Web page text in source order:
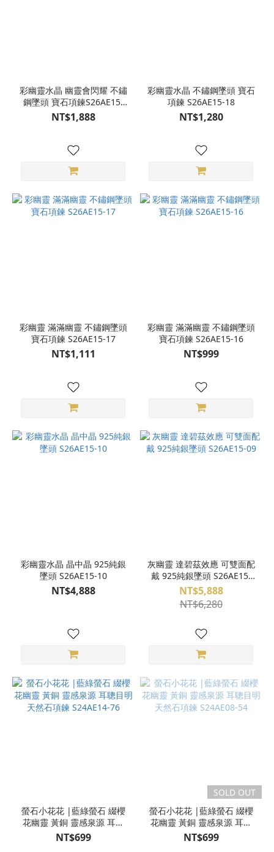
彩幽靈水晶 幽靈會閃耀 不鏽
鋼墜頭 寶石項鍊S26AE15-
19
NT$1,888
彩幽靈水晶 不鏽鋼墜頭 寶石
項鍊 S26AE15-18
NT$1,280
彩幽靈 滿滿幽靈 不鏽鋼墜頭
寶石項鍊 S26AE15-17
NT$1,111
彩幽靈 滿滿幽靈 不鏽鋼墜頭
寶石項鍊 S26AE15-16
NT$999
彩幽靈水晶 晶中晶 925純銀
墜頭 S26AE15-10
NT$4,888
灰幽靈 達碧茲效應 可雙面配
戴 925純銀墜頭 S26AE15-
09
NT$5,888
NT$6,280
螢石小花花 |藍綠螢石 綴櫻
花幽靈 黃銅 靈感泉源 耳聰
目明 天然石項鍊 S24AE14-
76
NT$699
SOLD OUT
螢石小花花 |藍綠螢石 綴櫻
花幽靈 黃銅 靈感泉源 耳聰
目明 天然石項鍊 S24AE08-
54
NT$699